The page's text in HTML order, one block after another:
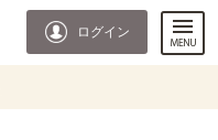
ログイン